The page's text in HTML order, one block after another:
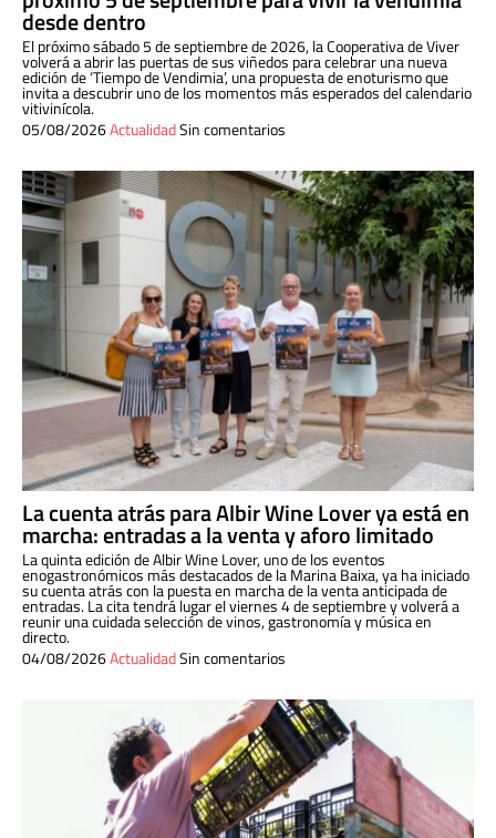
desde dentro
El próximo sábado 5 de septiembre de 2026, la Cooperativa de Viver
volverá a abrir las puertas de sus viñedos para celebrar una nueva
edición de ‘Tiempo de Vendimia’, una propuesta de enoturismo que
invita a descubrir uno de los momentos más esperados del calendario
vitivinícola.
05/08/2026ActualidadSin comentarios
La cuenta atrás para Albir Wine Lover ya está en
marcha: entradas a la venta y aforo limitado
La quinta edición de Albir Wine Lover, uno de los eventos
enogastronómicos más destacados de la Marina Baixa, ya ha iniciado
su cuenta atrás con la puesta en marcha de la venta anticipada de
entradas. La cita tendrá lugar el viernes 4 de septiembre y volverá a
reunir una cuidada selección de vinos, gastronomía y música en
directo.
04/08/2026ActualidadSin comentarios